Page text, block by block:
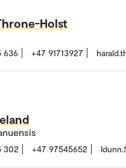
Holst
636 +47 91713927
302 +47 97545652